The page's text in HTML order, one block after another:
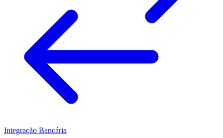
Integração Bancária